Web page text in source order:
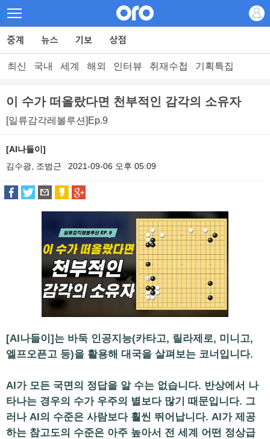
최신 국내 세계 해외 인터뷰 취재수첩 기획특집
이 수가 떠올랐다면 천부적인 감각의 소유자
[일류감각레볼루션]Ep.9
[AI나들이]
김수광, 조범근
2021-09-06 오후 05:09
[AI나들이]는 바둑 인공지능(카타고, 릴라제로, 미니고,
엘프오픈고 등)을 활용해 대국을 살펴보는 코너입니다.
AI가 모든 국면의 정답을 알 수는 없습니다. 반상에서 나
타나는 경우의 수가 우주의 별보다 많기 때문입니다. 그
러나 AI의 수준은 사람보다 훨씬 뛰어납니다. AI가 제공
하는 참고도의 수준은 아주 높아서 전 세계 어떤 정상급